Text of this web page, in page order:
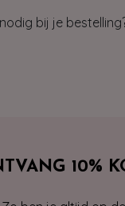
bij je
10%